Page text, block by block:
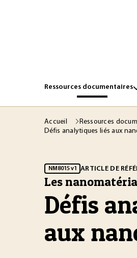
Ressources documentaires
Accueil Ressources
Défis analytiques liés aux
NM8015 v1 ARTICLE DE
Les
Défis
aux